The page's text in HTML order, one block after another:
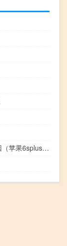
苹果6splus左上角发黑原因（苹果6splus屏幕左上角发黑）